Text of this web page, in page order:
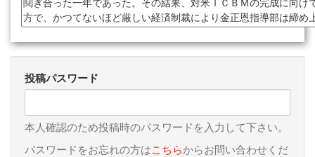
投稿パスワード
本人確認のため投稿時のパスワードを入力して下さい。
パスワードをお忘れの方はこちらからお問い合わせくだ